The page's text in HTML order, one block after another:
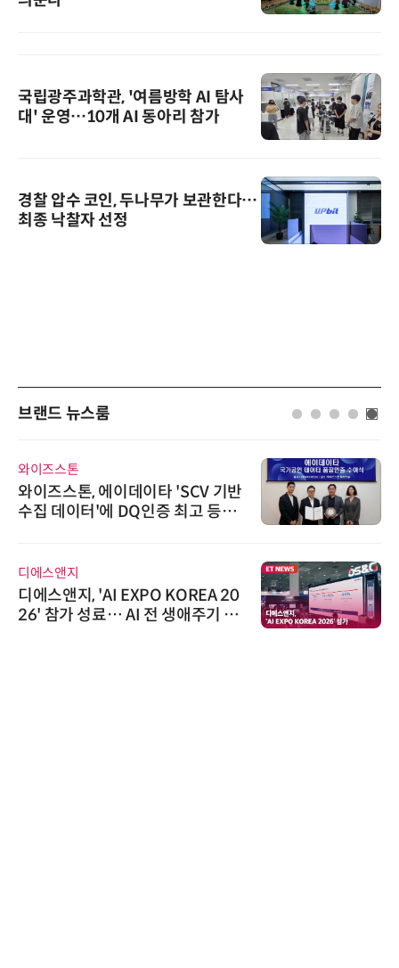
국립광주과학관, '여름방학 AI 탐사
대' 운영…10개 AI 동아리 참가
경찰 압수 코인, 두나무가 보관한다…
최종 낙찰자 선정
브랜드 뉴스룸
와이즈스톤
와이즈스톤, 에이데이타 'SCV 기반
수집 데이터'에 DQ인증 최고 등급
디에스앤지
디에스앤지, 'AI EXPO KOREA 20
26' 참가 성료… AI 전 생애주기 아